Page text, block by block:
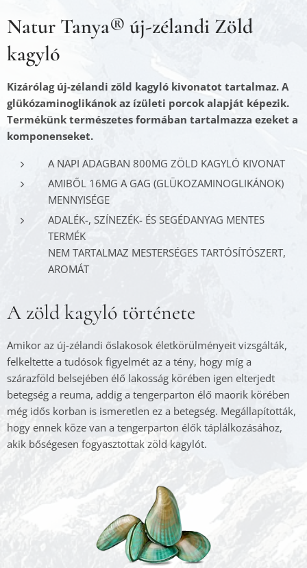
Natur Tanya® új-zélandi Zöld
kagyló
Kizárólag új-zélandi zöld kagyló kivonatot tartalmaz. A
glükózaminoglikánok az ízületi porcok alapját képezik.
Termékünk természetes formában tartalmazza ezeket a
komponenseket.
A NAPI ADAGBAN 800MG ZÖLD KAGYLÓ KIVONAT
AMIBŐL 16MG A GAG (GLÜKOZAMINOGLIKÁNOK)
MENNYISÉGE
ADALÉK-, SZÍNEZÉK- ÉS SEGÉDANYAG MENTES
TERMÉK
NEM TARTALMAZ MESTERSÉGES TARTÓSÍTÓSZERT,
AROMÁT
A zöld kagyló története
Amikor az új-zélandi őslakosok életkörülményeit vizsgálták,
felkeltette a tudósok figyelmét az a tény, hogy míg a
szárazföld belsejében élő lakosság körében igen elterjedt
betegség a reuma, addig a tengerparton élő maorik körében
még idős korban is ismeretlen ez a betegség. Megállapították,
hogy ennek köze van a tengerparton élők táplálkozásához,
akik bőségesen fogyasztottak zöld kagylót.